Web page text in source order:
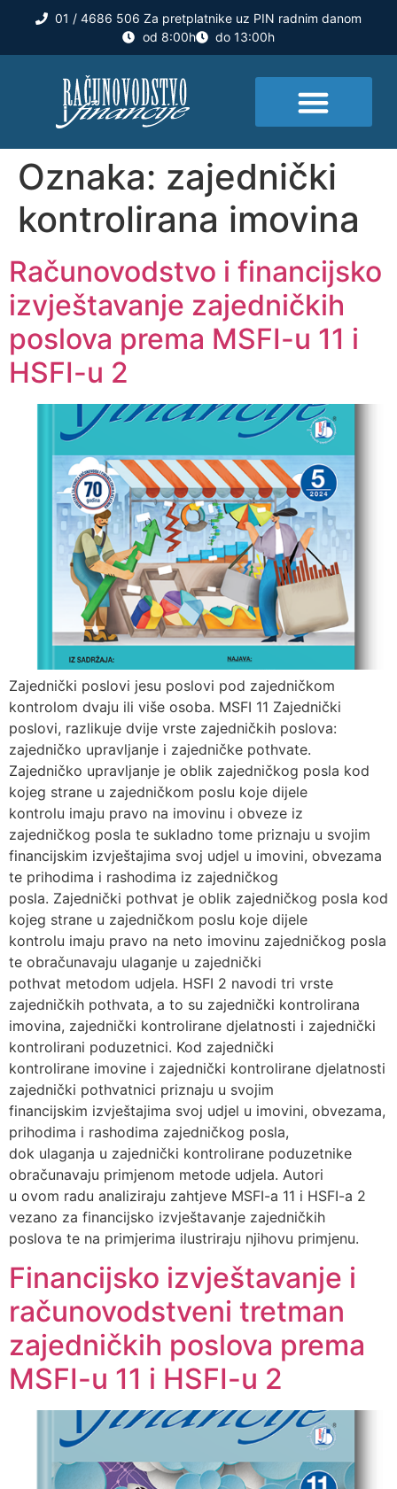
01 / 4686 506 Za pretplatnike uz PIN radnim danom
od 8:00h
do 13:00h
Oznaka: zajednički
kontrolirana imovina
Računovodstvo i financijsko
izvještavanje zajedničkih
poslova prema MSFI-u 11 i
HSFI-u 2
Zajednički poslovi jesu poslovi pod zajedničkom
kontrolom dvaju ili više osoba. MSFI 11 Zajednički
poslovi, razlikuje dvije vrste zajedničkih poslova:
zajedničko upravljanje i zajedničke pothvate.
Zajedničko upravljanje je oblik zajedničkog posla kod
kojeg strane u zajedničkom poslu koje dijele
kontrolu imaju pravo na imovinu i obveze iz
zajedničkog posla te sukladno tome priznaju u svojim
financijskim izvještajima svoj udjel u imovini, obvezama
te prihodima i rashodima iz zajedničkog
posla. Zajednički pothvat je oblik zajedničkog posla kod
kojeg strane u zajedničkom poslu koje dijele
kontrolu imaju pravo na neto imovinu zajedničkog posla
te obračunavaju ulaganje u zajednički
pothvat metodom udjela. HSFI 2 navodi tri vrste
zajedničkih pothvata, a to su zajednički kontrolirana
imovina, zajednički kontrolirane djelatnosti i zajednički
kontrolirani poduzetnici. Kod zajednički
kontrolirane imovine i zajednički kontrolirane djelatnosti
zajednički pothvatnici priznaju u svojim
financijskim izvještajima svoj udjel u imovini, obvezama,
prihodima i rashodima zajedničkog posla,
dok ulaganja u zajednički kontrolirane poduzetnike
obračunavaju primjenom metode udjela. Autori
u ovom radu analiziraju zahtjeve MSFI-a 11 i HSFI-a 2
vezano za financijsko izvještavanje zajedničkih
poslova te na primjerima ilustriraju njihovu primjenu.
Financijsko izvještavanje i
računovodstveni tretman
zajedničkih poslova prema
MSFI-u 11 i HSFI-u 2